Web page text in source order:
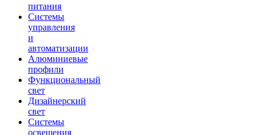
питания
Системы
управления
и
автоматизации
Алюминиевые
профили
Функциональный
свет
Дизайнерский
свет
Системы
освещения